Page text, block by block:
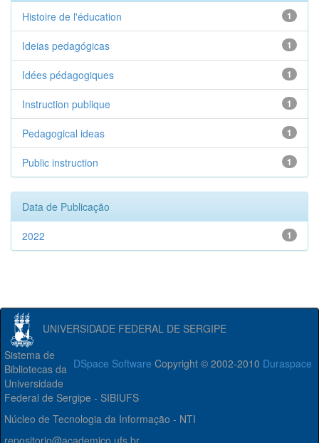
1
Histoire de l'éducation
1
Ideias pedagógicas
1
Idées pédagogiques
1
Instruction publique
1
Pedagogical ideas
1
Public instruction
Data de Publicação
1
2022
UNIVERSIDADE FEDERAL DE SERGIPE
DSpace Software Copyright © 2002-2010 Duraspace
Sistema de
Bibliotecas da
Universidade
Federal de Sergipe - SIBIUFS
Núcleo de Tecnologia da Informação - NTI
repositorio@academico.ufs.br